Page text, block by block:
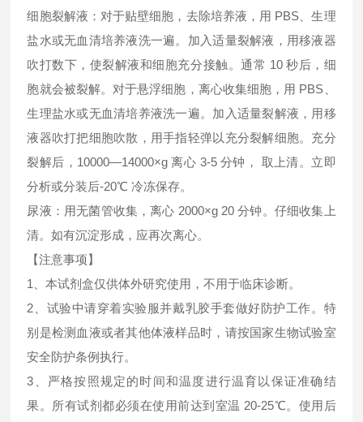
细胞裂解液：对于贴壁细胞，去除培养液，用 PBS、生理
盐水或无血清培养液洗一遍。加入适量裂解液，用移液器
吹打数下，使裂解液和细胞充分接触。通常 10 秒后，细
胞就会被裂解。对于悬浮细胞，离心收集细胞，用 PBS、
生理盐水或无血清培养液洗一遍。加入适量裂解液，用移
液器吹打把细胞吹散，用手指轻弹以充分裂解细胞。充分
裂解后，10000—14000×g 离心 3-5 分钟， 取上清。立即
分析或分装后-20℃ 冷冻保存。
尿液：用无菌管收集，离心 2000×g 20 分钟。仔细收集上
清。如有沉淀形成，应再次离心。
【注意事项】
1、本试剂盒仅供体外研究使用，不用于临床诊断。
2、试验中请穿着实验服并戴乳胶手套做好防护工作。特
别是检测血液或者其他体液样品时，请按国家生物试验室
安全防护条例执行。
3、严格按照规定的时间和温度进行温育以保证准确结
果。所有试剂都必须在使用前达到室温 20-25℃。使用后